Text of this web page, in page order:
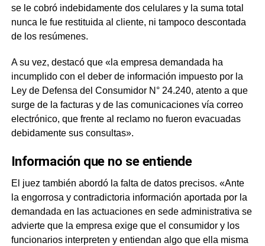
se le cobró indebidamente dos celulares y la suma total
nunca le fue restituida al cliente, ni tampoco descontada
de los resúmenes.
A su vez, destacó que «la empresa demandada ha
incumplido con el deber de información impuesto por la
Ley de Defensa del Consumidor N° 24.240, atento a que
surge de la facturas y de las comunicaciones vía correo
electrónico, que frente al reclamo no fueron evacuadas
debidamente sus consultas».
Información que no se entiende
El juez también abordó la falta de datos precisos. «Ante
la engorrosa y contradictoria información aportada por la
demandada en las actuaciones en sede administrativa se
advierte que la empresa exige que el consumidor y los
funcionarios interpreten y entiendan algo que ella misma